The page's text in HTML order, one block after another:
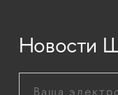
Новости